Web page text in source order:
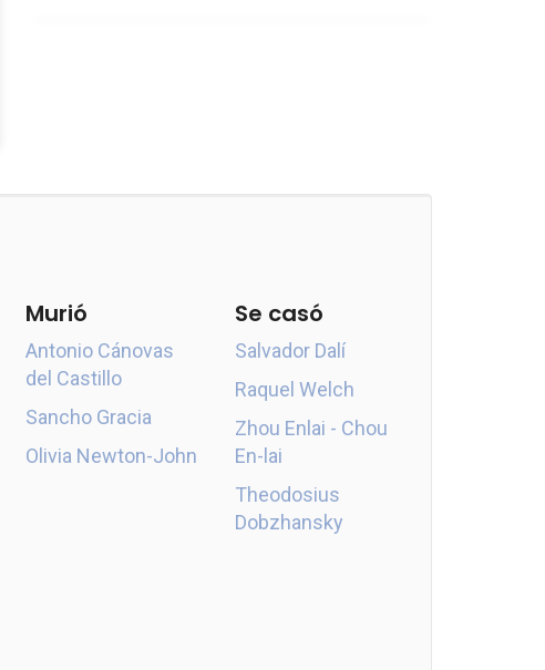
Murió
Antonio Cánovas
del Castillo
Sancho Gracia
Olivia Newton-John
Se casó
Salvador Dalí
Raquel Welch
Zhou Enlai - Chou
En-lai
Theodosius
Dobzhansky